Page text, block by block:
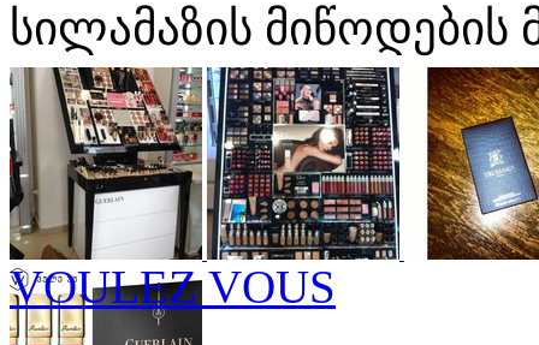
სილამაზის მიწოდების
VOULEZ VOUS